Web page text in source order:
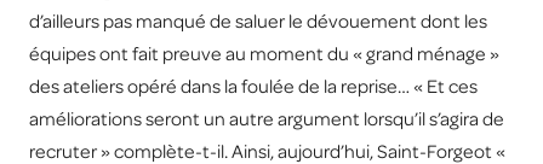
d’ailleurs pas manqué de saluer le dévouement dont les
équipes ont fait preuve au moment du « grand ménage »
des ateliers opéré dans la foulée de la reprise… « Et ces
améliorations seront un autre argument lorsqu’il s’agira de
recruter » complète-t-il. Ainsi, aujourd’hui, Saint-Forgeot «